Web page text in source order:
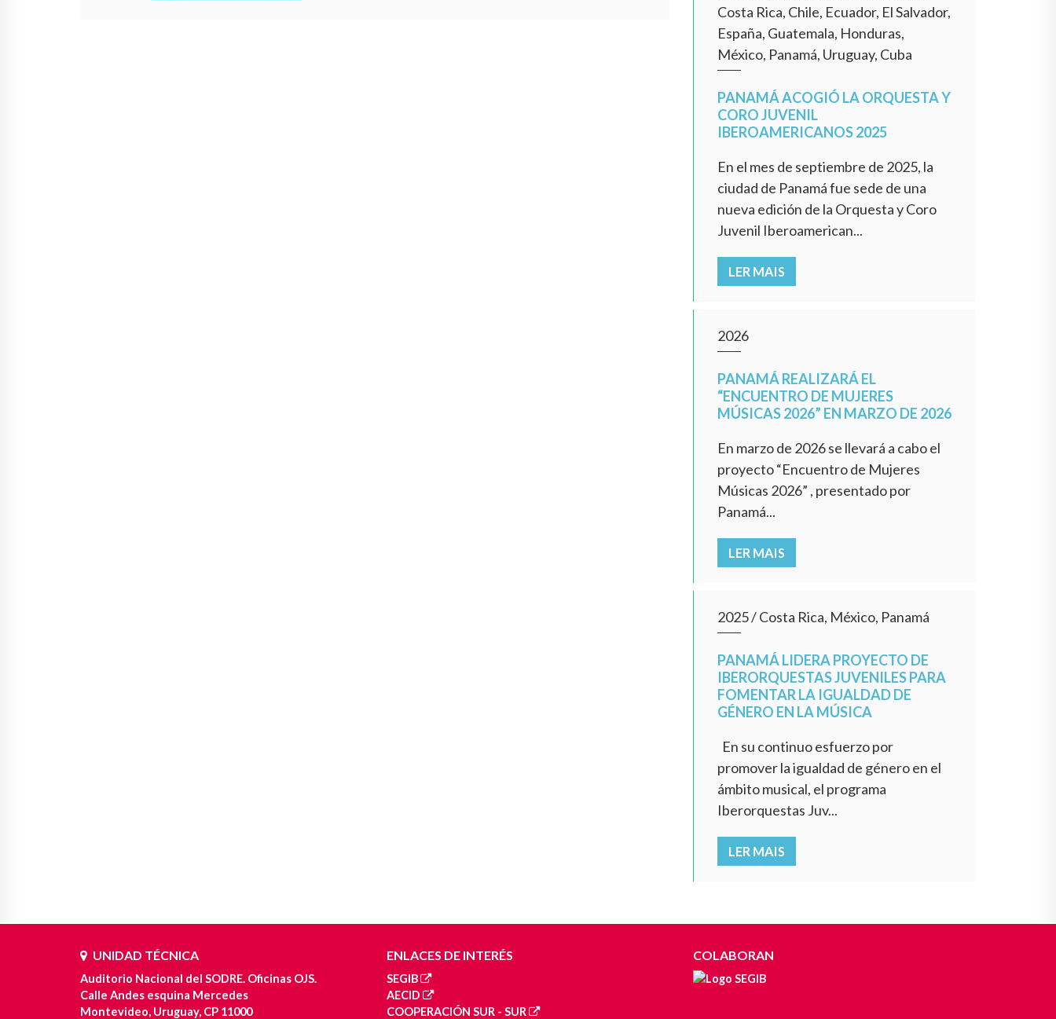
Costa Rica, Chile, Ecuador, El Salvador,
España, Guatemala, Honduras,
México, Panamá, Uruguay, Cuba
PANAMÁ ACOGIÓ LA ORQUESTA Y
CORO JUVENIL
IBEROAMERICANOS 2025
En el mes de septiembre de 2025, la
ciudad de Panamá fue sede de una
nueva edición de la Orquesta y Coro
Juvenil Iberoamerican...
LER MAIS
2026
PANAMÁ REALIZARÁ EL
“ENCUENTRO DE MUJERES
MÚSICAS 2026” EN MARZO DE 2026
En marzo de 2026 se llevará a cabo el
proyecto “Encuentro de Mujeres
Músicas 2026” , presentado por
Panamá...
LER MAIS
2025/Costa Rica, México, Panamá
PANAMÁ LIDERA PROYECTO DE
IBERORQUESTAS JUVENILES PARA
FOMENTAR LA IGUALDAD DE
GÉNERO EN LA MÚSICA
En su continuo esfuerzo por
promover la igualdad de género en el
ámbito musical, el programa
Iberorquestas Juv...
LER MAIS
UNIDAD TÉCNICA
Auditorio Nacional del SODRE. Oficinas OJS.
Calle Andes esquina Mercedes
Montevideo, Uruguay, CP 11000
ENLACES DE INTERÉS
SEGIB
AECID
COOPERACIÓN SUR - SUR
COLABORAN